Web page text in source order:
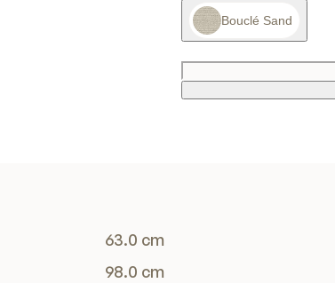
Bouclé Sand
63.0 cm
98.0 cm